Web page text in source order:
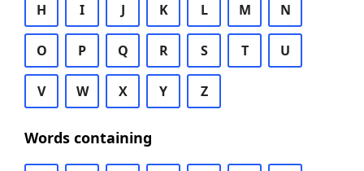
H I J K L M N
O P Q R S T U
V W X Y Z
Words containing